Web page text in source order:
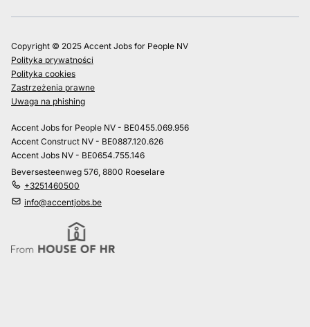
Copyright © 2025 Accent Jobs for People NV
Polityka prywatności
Polityka cookies
Zastrzeżenia prawne
Uwaga na phishing
Accent Jobs for People NV - BE0455.069.956
Accent Construct NV - BE0887.120.626
Accent Jobs NV - BE0654.755.146
Beversesteenweg 576, 8800 Roeselare
+3251460500
info@accentjobs.be